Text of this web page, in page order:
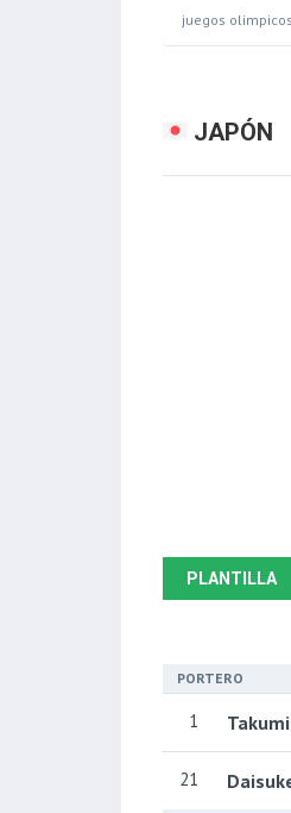
juegos
JAPÓN
PLANTILLA
PORTERO
1
21